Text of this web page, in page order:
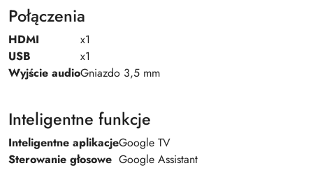
Połączenia
HDMI
x1
USB
x1
Wyjście audioGniazdo 3,5 mm
Inteligentne funkcje
Inteligentne aplikacjeGoogle TV
Sterowanie głosowe Google Assistant